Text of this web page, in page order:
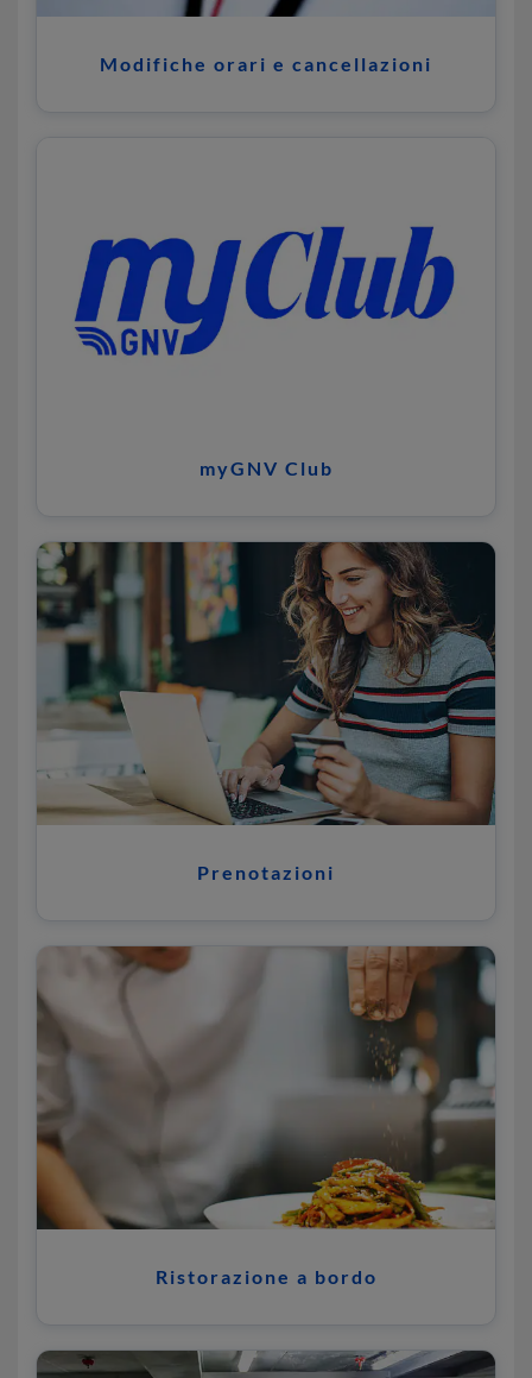
Modifiche orari e cancellazioni
myGNV Club
Prenotazioni
Ristorazione a bordo